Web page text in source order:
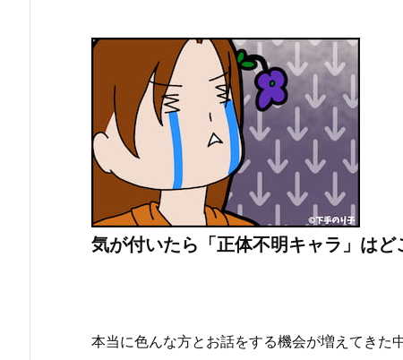
気が付いたら「正体不明キャラ」はど
本当に色んな方とお話をする機会が増えてきた